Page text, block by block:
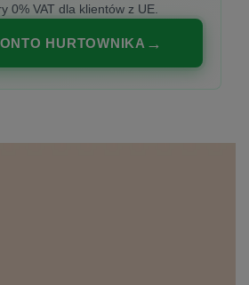
0% VAT dla klientów z UE.
HURTOWNIKA